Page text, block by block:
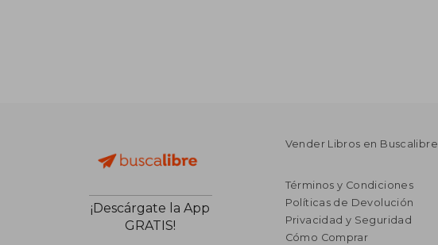
¡Descárgate la App
GRATIS!
Vender Libros en Buscalibre
Términos y Condiciones
Políticas de Devolución
Privacidad y Seguridad
Cómo Comprar